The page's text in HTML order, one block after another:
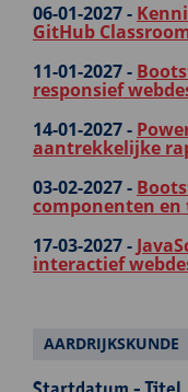
06-01-2027 -
GitHub
11-01-2027 -
responsief
14-01-2027 -
aantrekkelijke
03-02-2027 -
componenten en
17-03-2027 -
interactief
AARDRIJKSKUNDE